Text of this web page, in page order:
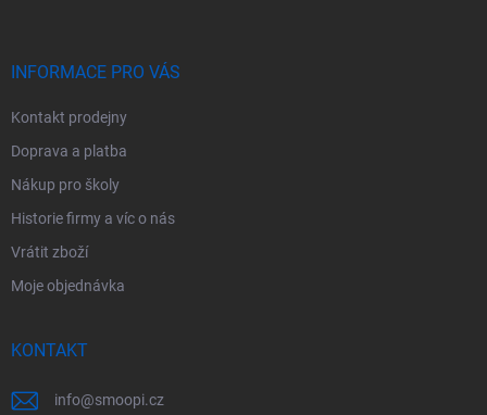
INFORMACE PRO VÁS
Kontakt prodejny
Doprava a platba
Nákup pro školy
Historie firmy a víc o nás
Vrátit zboží
Moje objednávka
KONTAKT
info@smoopi.cz